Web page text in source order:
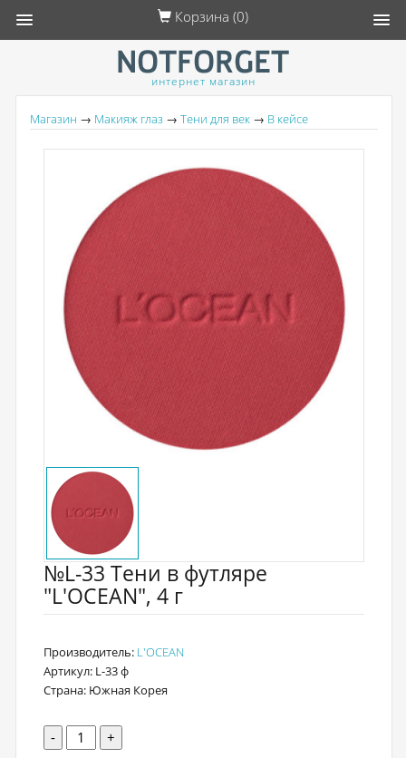
интернет магазин
Магазин → Макияж глаз → Тени для век → В кейсе
№L-33 Тени в футляре
"L'OCEAN", 4 г
Производитель: L'OCEAN
Артикул: L-33 ф
Страна: Южная Корея
- +
Корзина (0)